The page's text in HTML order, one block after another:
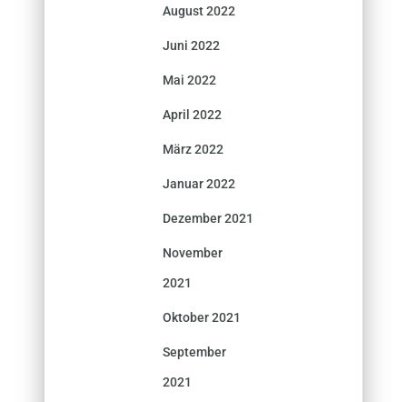
August 2022
Juni 2022
Mai 2022
April 2022
März 2022
Januar 2022
Dezember 2021
November
2021
Oktober 2021
September
2021